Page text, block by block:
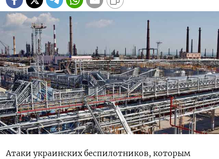
Атаки украинских беспилотников, которым